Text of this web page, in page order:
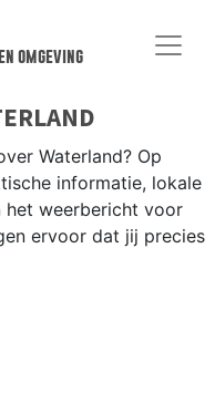
omgeving
Waterland? Op
informatie, lokale
het weerbericht voor
ervoor dat jij precies